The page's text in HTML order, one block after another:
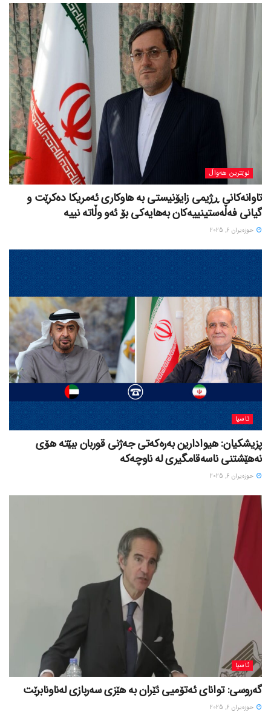
نوێترین هەواڵ
تاوانەکانی ڕژیمی زایۆنیستی بە هاوکاری ئەمریکا دەکرێت و
گیانی فەڵەستینییەکان بەهایەکی بۆ ئەو وڵاتە نییە
حوزه‌یران 6, 2025
ئاسیا
پزیشکیان: هیوادارین بەرەکەتی جەژنی قوربان ببێتە هۆی
نەهێشتنی ناسەقامگیری لە ناوچەکە
حوزه‌یران 6, 2025
ئاسیا
گەروسی: توانای ئەتۆمیی ئێران بە هێزی سەربازی لەناونابرێت
حوزه‌یران 6, 2025